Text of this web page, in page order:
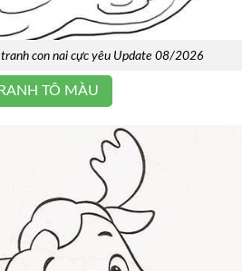
con nai cực yêu Update 08/2026
TÔ MÀU